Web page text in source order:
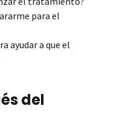
para el
ayudar a que el
del